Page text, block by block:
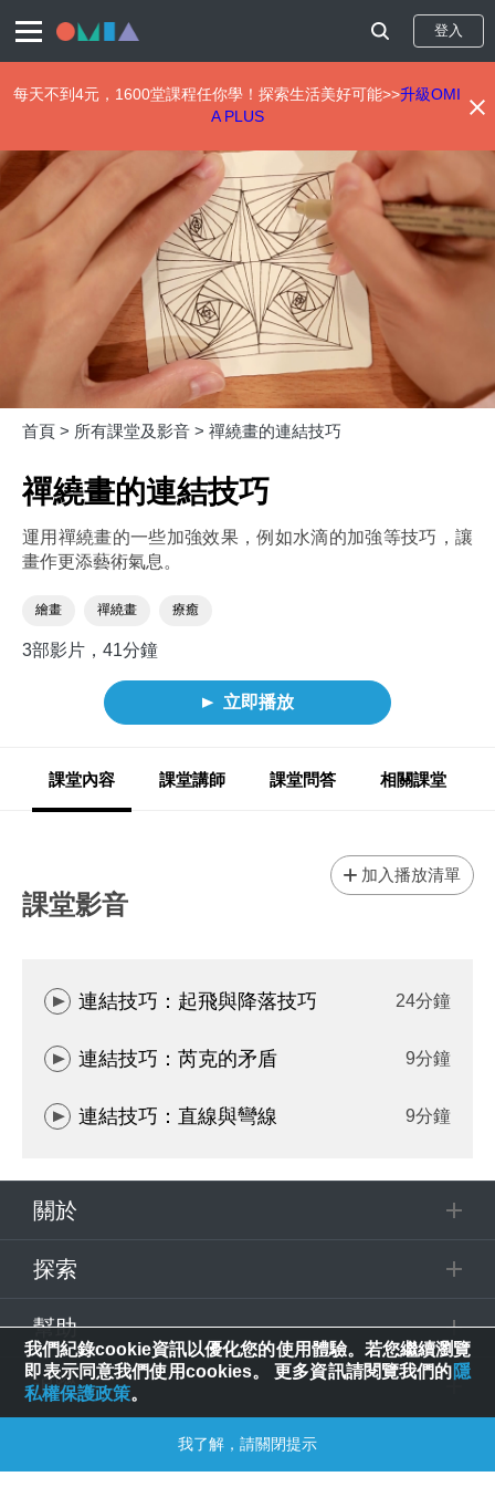
至
內
登入
每天不到4元，1600堂課程任你學！探索生活美好可能>>升級OMI
A PLUS
首頁 > 所有課堂及影音 > 禪繞畫的連結技巧
禪繞畫的連結技巧
運用禪繞畫的一些加強效果，例如水滴的加強等技巧，讓
畫作更添藝術氣息。
繪畫 禪繞畫 療癒
3部影片，41分鐘
立即播放
課堂內容 課堂講師 課堂問答 相關課堂
課堂影音
加入播放清單
連結技巧：起飛與降落技巧 24分鐘
連結技巧：芮克的矛盾 9分鐘
連結技巧：直線與彎線 9分鐘
關於
探索
幫助
追蹤
© 2025 Spring House Entertainment Tech. Inc. All Rights Reserved.
我們紀錄cookie資訊以優化您的使用體驗。若您繼續瀏覽
即表示同意我們使用cookies。 更多資訊請閱覽我們的隱
私權保護政策。
我了解，請關閉提示